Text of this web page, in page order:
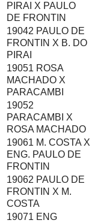
PIRAI X PAULO
DE FRONTIN
19042 PAULO DE
FRONTIN X B. DO
PIRAI
19051 ROSA
MACHADO X
PARACAMBI
19052
PARACAMBI X
ROSA MACHADO
19061 M. COSTA X
ENG. PAULO DE
FRONTIN
19062 PAULO DE
FRONTIN X M.
COSTA
19071 ENG